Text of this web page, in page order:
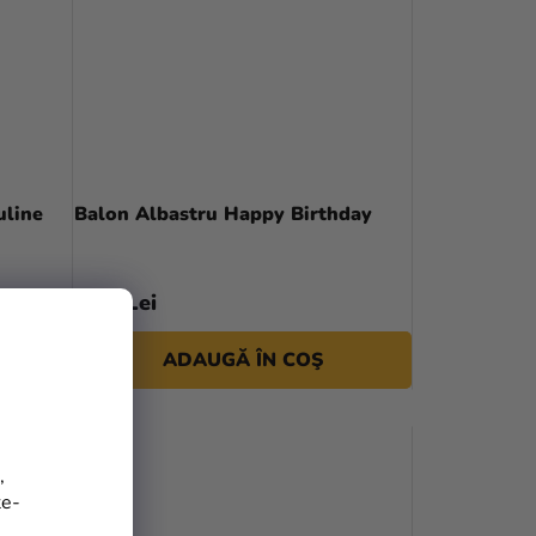
Balon Albastru Happy Birthday
1,90 Lei
ADAUGĂ ÎN COŞ